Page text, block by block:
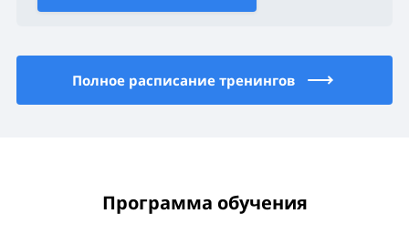
Полное расписание тренингов
Программа обучения